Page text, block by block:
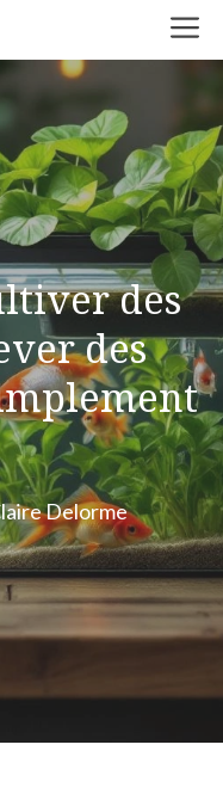
des
des
Delorme